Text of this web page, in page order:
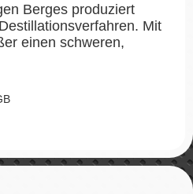
Berges produziert
Mit
einen schweren,